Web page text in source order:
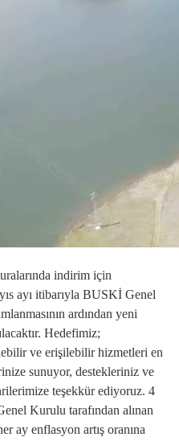
indirim için
ayı itibarıyla BUSKİ Genel
ardından yeni
Hedefimiz;
ve erişilebilir hizmetleri en
sunuyor, destekleriniz ve
teşekkür ediyoruz. 4
Kurulu tarafından alınan
ay enflasyon artış oranına